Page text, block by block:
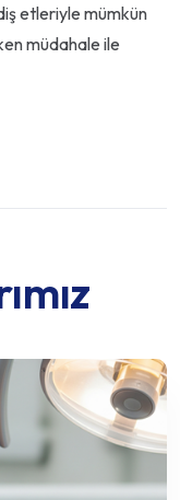
etleriyle mümkün
müdahale ile